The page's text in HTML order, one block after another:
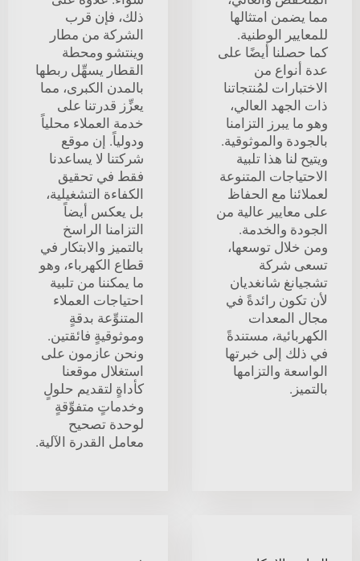
مما يضمن امتثالها
للمعايير الوطنية.
كما حصلنا أيضًا على
عدة أنواع من
الاختبارات لمُنتجاتنا
ذات الجهد العالي،
وهو ما يبرز التزامنا
بالجودة والموثوقية.
ويتيح لنا هذا تلبية
الاحتياجات المتنوعة
لعملائنا مع الحفاظ
على معايير عالية من
الجودة والخدمة.
ومن خلال توسعها،
تسعى شركة
تشجيانغ شانغديان
لأن تكون رائدةً في
مجال المعدات
الكهربائية، مستندةً
في ذلك إلى خبرتها
الواسعة والتزامها
بالتميز.
ذلك، فإن قرب
الشركة من مطار
وينتشو ومحطة
القطار يسهِّل ربطها
بالمدن الكبرى، مما
يعزِّز قدرتنا على
خدمة العملاء محلياً
ودولياً. إن موقع
شركتنا لا يساعدنا
فقط في تحقيق
الكفاءة التشغيلية،
بل يعكس أيضاً
التزامنا الراسخ
بالتميز والابتكار في
قطاع الكهرباء، وهو
ما يمكننا من تلبية
احتياجات العملاء
المتنوِّعة بدقةٍ
وموثوقيةٍ فائقتين.
ونحن عازمون على
استغلال موقعنا
كأداةٍ لتقديم حلولٍ
وخدماتٍ متفوِّقةٍ
لوحدة تصحيح
معامل القدرة الآلية.